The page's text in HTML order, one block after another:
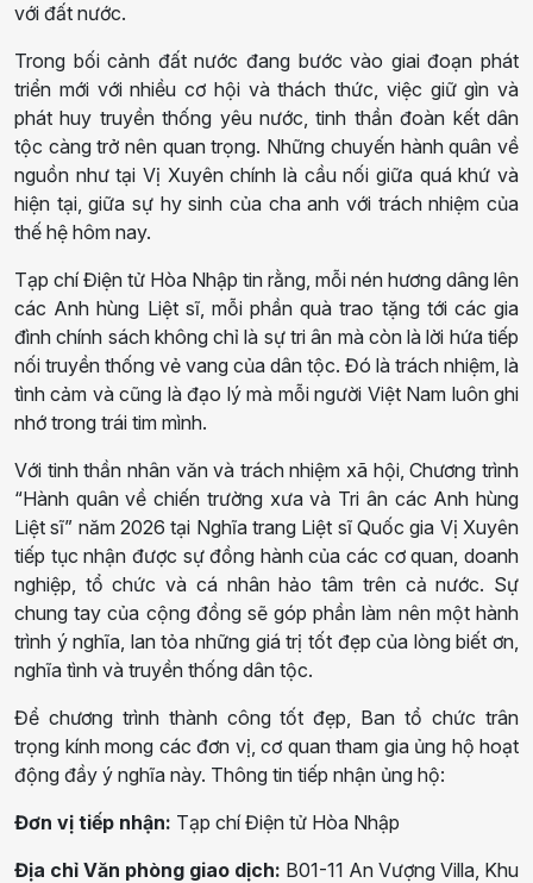
với đất nước.
Trong bối cảnh đất nước đang bước vào giai đoạn phát
triển mới với nhiều cơ hội và thách thức, việc giữ gìn và
phát huy truyền thống yêu nước, tinh thần đoàn kết dân
tộc càng trở nên quan trọng. Những chuyến hành quân về
nguồn như tại Vị Xuyên chính là cầu nối giữa quá khứ và
hiện tại, giữa sự hy sinh của cha anh với trách nhiệm của
thế hệ hôm nay.
Tạp chí Điện tử Hòa Nhập tin rằng, mỗi nén hương dâng lên
các Anh hùng Liệt sĩ, mỗi phần quà trao tặng tới các gia
đình chính sách không chỉ là sự tri ân mà còn là lời hứa tiếp
nối truyền thống vẻ vang của dân tộc. Đó là trách nhiệm, là
tình cảm và cũng là đạo lý mà mỗi người Việt Nam luôn ghi
nhớ trong trái tim mình.
Với tinh thần nhân văn và trách nhiệm xã hội, Chương trình
“Hành quân về chiến trường xưa và Tri ân các Anh hùng
Liệt sĩ” năm 2026 tại Nghĩa trang Liệt sĩ Quốc gia Vị Xuyên
tiếp tục nhận được sự đồng hành của các cơ quan, doanh
nghiệp, tổ chức và cá nhân hảo tâm trên cả nước. Sự
chung tay của cộng đồng sẽ góp phần làm nên một hành
trình ý nghĩa, lan tỏa những giá trị tốt đẹp của lòng biết ơn,
nghĩa tình và truyền thống dân tộc.
Để chương trình thành công tốt đẹp, Ban tổ chức trân
trọng kính mong các đơn vị, cơ quan tham gia ủng hộ hoạt
động đầy ý nghĩa này. Thông tin tiếp nhận ủng hộ:
Đơn vị tiếp nhận: Tạp chí Điện tử Hòa Nhập
Địa chỉ Văn phòng giao dịch: B01-11 An Vượng Villa, Khu